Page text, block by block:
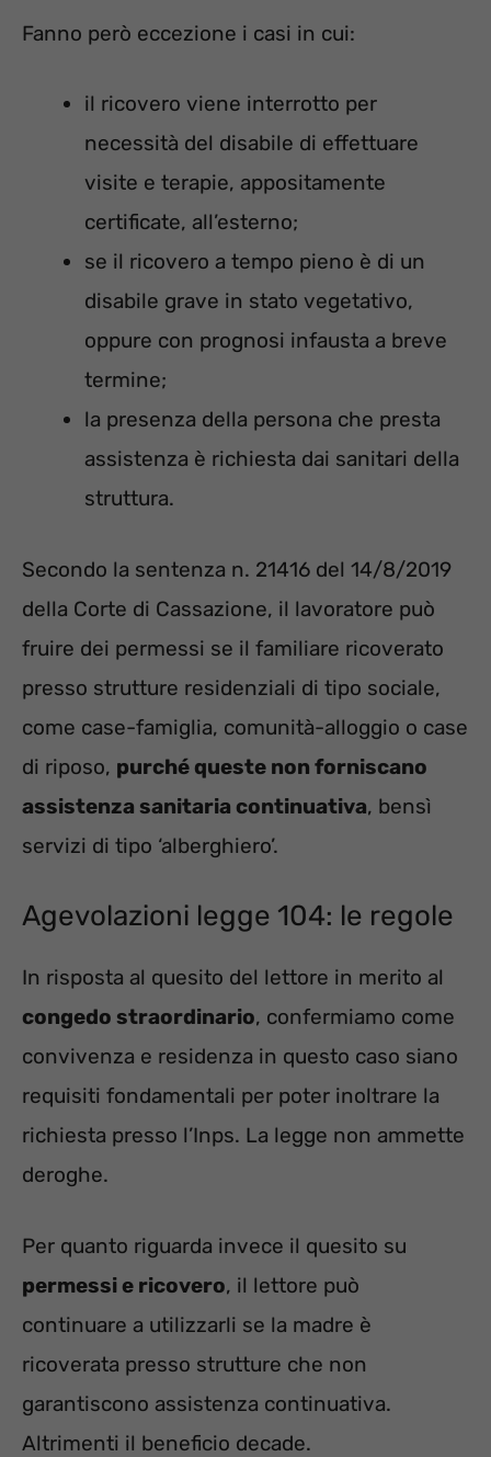
Fanno però eccezione i casi in cui:
il ricovero viene interrotto per
necessità del disabile di effettuare
visite e terapie, appositamente
certificate, all’esterno;
se il ricovero a tempo pieno è di un
disabile grave in stato vegetativo,
oppure con prognosi infausta a breve
termine;
la presenza della persona che presta
assistenza è richiesta dai sanitari della
struttura.
Secondo la sentenza n. 21416 del 14/8/2019
della Corte di Cassazione, il lavoratore può
fruire dei permessi se il familiare ricoverato
presso strutture residenziali di tipo sociale,
come case-famiglia, comunità-alloggio o case
di riposo, purché queste non forniscano
assistenza sanitaria continuativa, bensì
servizi di tipo ‘alberghiero’.
Agevolazioni legge 104: le regole
In risposta al quesito del lettore in merito al
congedo straordinario, confermiamo come
convivenza e residenza in questo caso siano
requisiti fondamentali per poter inoltrare la
richiesta presso l’Inps. La legge non ammette
deroghe.
Per quanto riguarda invece il quesito su
permessi e ricovero, il lettore può
continuare a utilizzarli se la madre è
ricoverata presso strutture che non
garantiscono assistenza continuativa.
Altrimenti il beneficio decade.